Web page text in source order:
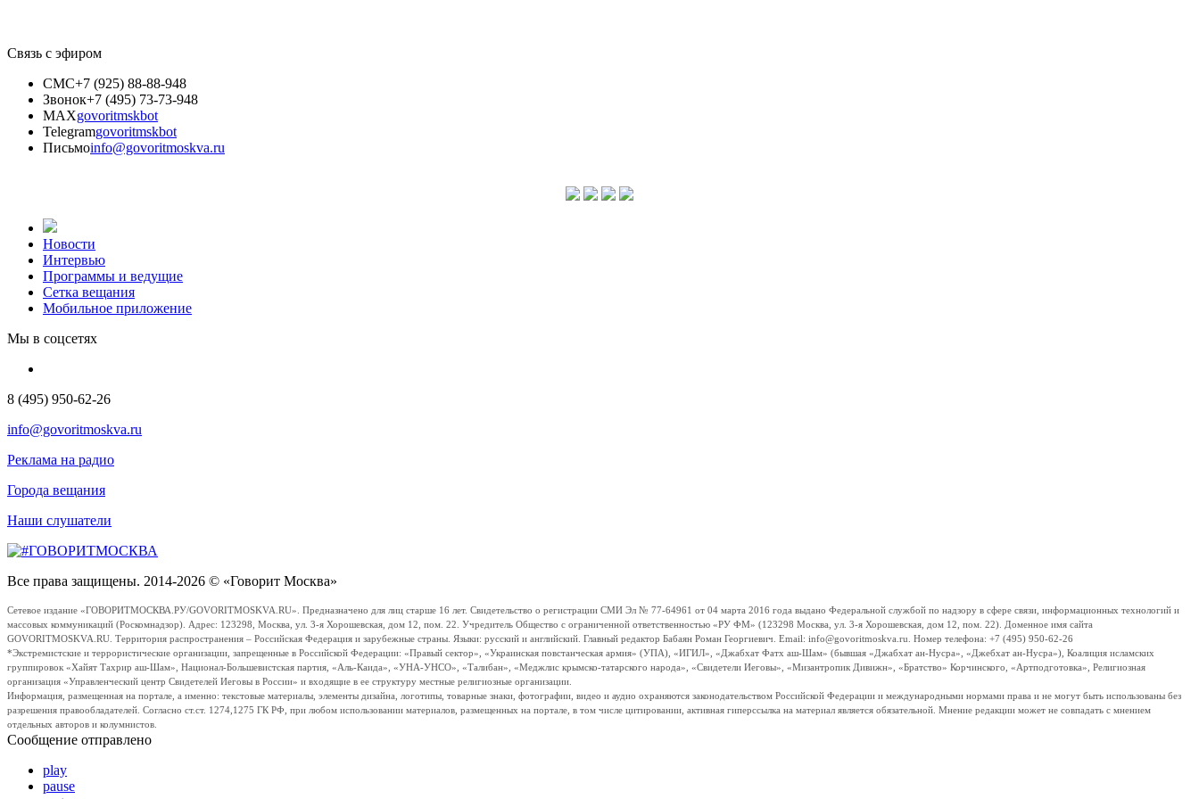
Связь с эфиром
СМС+7 (925) 88-88-948
Звонок+7 (495) 73-73-948
MAXgovoritmskbot
Telegramgovoritmskbot
Письмоinfo@govoritmoskva.ru
Новости
Интервью
Программы и ведущие
Сетка вещания
Мобильное приложение
Мы в соцсетях
8 (495) 950-62-26
info@govoritmoskva.ru
Реклама на радио
Города вещания
Наши слушатели
Все права защищены. 2014-2026 © «Говорит Москва»
Сетевое издание «ГОВОРИТМОСКВА.РУ/GOVORITMOSKVA.RU». Предназначено для лиц старше 16 лет. Свидетельство о регистрации СМИ Эл № 77-64961 от 04 марта 2016 года выдано Федеральной службой по надзору в сфере связи, информационных технологий и
массовых коммуникаций (Роскомнадзор). Адрес: 123298, Москва, ул. 3-я Хорошевская, дом 12, пом. 22. Учредитель Общество с ограниченной ответственностью «РУ ФМ» (123298 Москва, ул. 3-я Хорошевская, дом 12, пом. 22). Доменное имя сайта
GOVORITMOSKVA.RU. Территория распространения – Российская Федерация и зарубежные страны. Языки: русский и английский. Главный редактор Бабаян Роман Георгиевич. Email: info@govoritmoskva.ru. Номер телефона: +7 (495) 950-62-26
*Экстремистские и террористические организации, запрещенные в Российской Федерации: «Правый сектор», «Украинская повстанческая армия» (УПА), «ИГИЛ», «Джабхат Фатх аш-Шам» (бывшая «Джабхат ан-Нусра», «Джебхат ан-Нусра»), Коалиция исламских
группировок «Хайят Тахрир аш-Шам», Национал-Большевистская партия, «Аль-Каида», «УНА-УНСО», «Талибан», «Меджлис крымско-татарского народа», «Свидетели Иеговы», «Мизантропик Дивижн», «Братство» Корчинского, «Артподготовка», Религиозная
организация «Управленческий центр Свидетелей Иеговы в России» и входящие в ее структуру местные религиозные организации.
Информация, размещенная на портале, а именно: текстовые материалы, элементы дизайна, логотипы, товарные знаки, фотографии, видео и аудио охраняются законодательством Российской Федерации и международными нормами права и не могут быть использованы без
разрешения правообладателей. Согласно ст.ст. 1274,1275 ГК РФ, при любом использовании материалов, размещенных на портале, в том числе цитировании, активная гиперссылка на материал является обязательной. Мнение редакции может не совпадать с мнением
отдельных авторов и колумнистов.
Сообщение отправлено
play
pause